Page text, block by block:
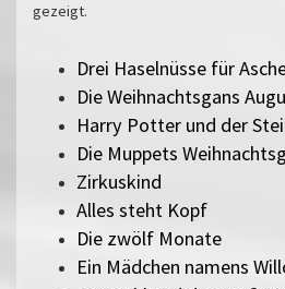
gezeigt.
Drei Haselnüsse für
Die Weihnachtsgans
Harry Potter und der
Die Muppets
Zirkuskind
Alles steht Kopf
Die zwölf Monate
Ein Mädchen namens